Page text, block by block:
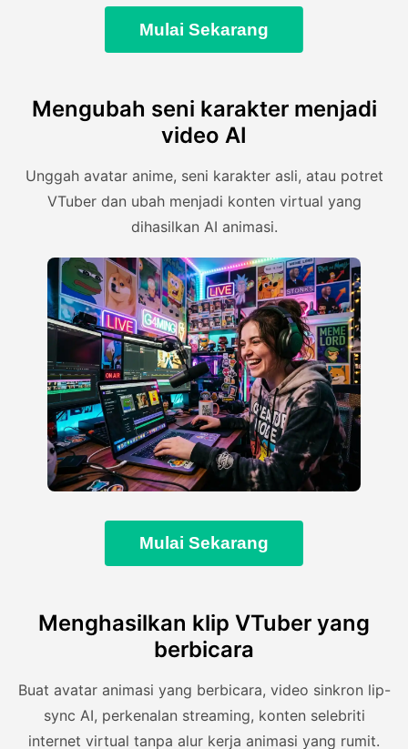
Mulai Sekarang
Mengubah seni karakter menjadi
video AI
Unggah avatar anime, seni karakter asli, atau potret
VTuber dan ubah menjadi konten virtual yang
dihasilkan AI animasi.
Mulai Sekarang
Menghasilkan klip VTuber yang
berbicara
Buat avatar animasi yang berbicara, video sinkron lip-
sync AI, perkenalan streaming, konten selebriti
internet virtual tanpa alur kerja animasi yang rumit.